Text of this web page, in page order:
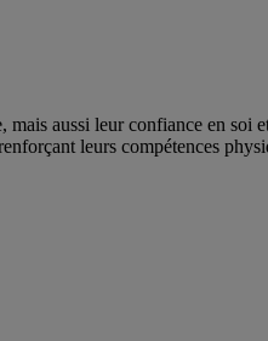
aussi leur confiance en soi
leurs compétences